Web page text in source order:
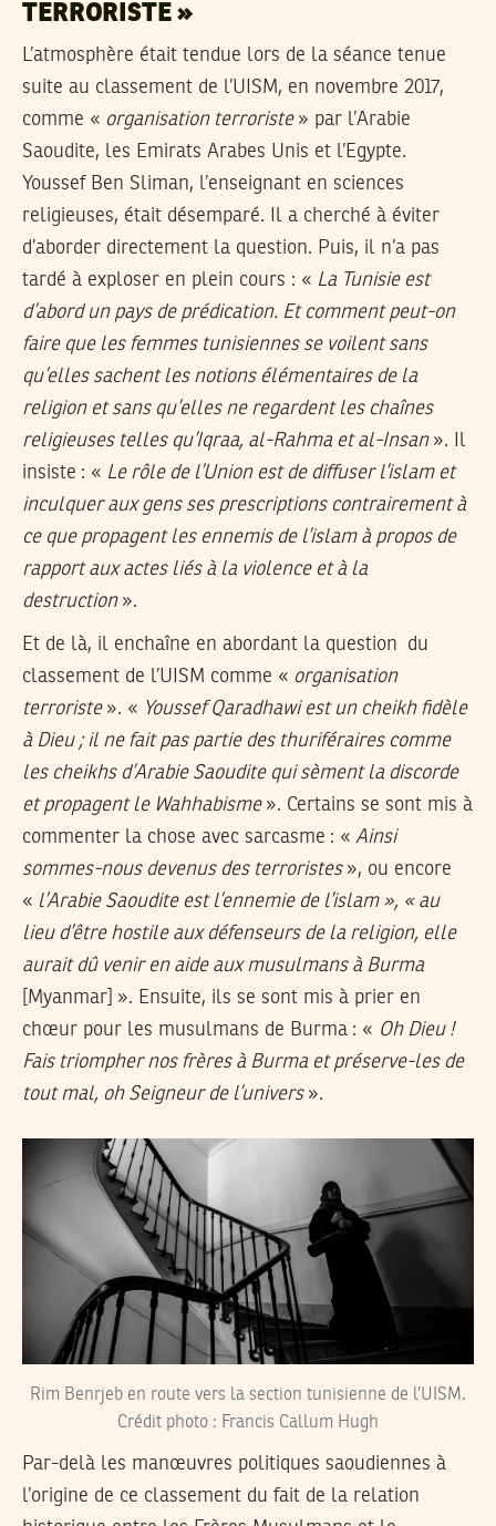
TERRORISTE »
L’atmosphère était tendue lors de la séance tenue
suite au classement de l’UISM, en novembre 2017,
comme « organisation terroriste» par l’Arabie
Saoudite, les Emirats Arabes Unis et l’Egypte.
Youssef Ben Sliman, l’enseignant en sciences
religieuses, était désemparé. Il a cherché à éviter
d’aborder directement la question. Puis, il n’a pas
tardé à exploser en plein cours : « La Tunisie est
d’abord un pays de prédication. Et comment peut-on
faire que les femmes tunisiennes se voilent sans
qu’elles sachent les notions élémentaires de la
religion et sans qu’elles ne regardent les chaînes
religieuses telles qu’Iqraa, al-Rahma et al-Insan». Il
insiste : « Le rôle de l’Union est de diffuser l’islam et
inculquer aux gens ses prescriptions contrairement à
ce que propagent les ennemis de l’islam à propos de
rapport aux actes liés à la violence et à la
destruction».
Et de là, il enchaîne en abordant la question du
classement de l’UISM comme « organisation
terroriste». « Youssef Qaradhawi est un cheikh fidèle
à Dieu ; il ne fait pas partie des thuriféraires comme
les cheikhs d’Arabie Saoudite qui sèment la discorde
et propagent le Wahhabisme». Certains se sont mis à
commenter la chose avec sarcasme : « Ainsi
sommes-nous devenus des terroristes», ou encore
« l’Arabie Saoudite est l’ennemie de l’islam », « au
lieu d’être hostile aux défenseurs de la religion, elle
aurait dû venir en aide aux musulmans à Burma
[Myanmar] ». Ensuite, ils se sont mis à prier en
chœur pour les musulmans de Burma : « Oh Dieu !
Fais triompher nos frères à Burma et préserve-les de
tout mal, oh Seigneur de l’univers».
Rim Benrjeb en route vers la section tunisienne de l’UISM.
Crédit photo : Francis Callum Hugh
Par-delà les manœuvres politiques saoudiennes à
l’origine de ce classement du fait de la relation